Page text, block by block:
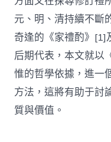
元、明、清持續不斷
奇逢的《家禮酌》[1]
后期代表，本文就以
惟的哲學依據，進一
方法，這將有助于討
質與價值。